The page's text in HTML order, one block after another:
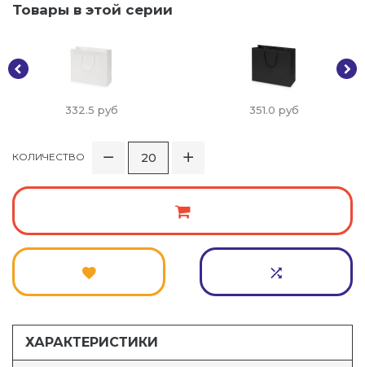
Товары в этой серии
332.5 руб 351.0 руб
КОЛИЧЕСТВО
ХАРАКТЕРИСТИКИ